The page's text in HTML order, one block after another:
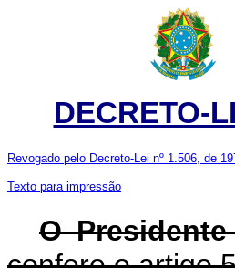
DECRETO-
Revogado pelo Decreto-Lei nº 1.506, de
Texto para impressão
O